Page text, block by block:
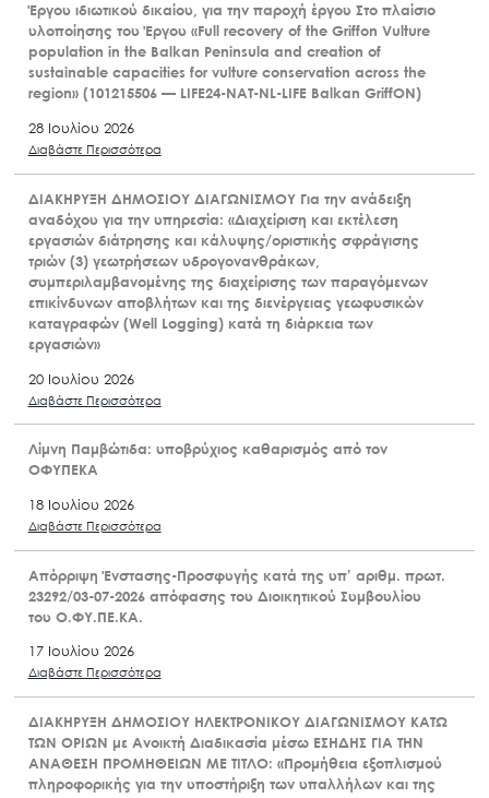
Έργου ιδιωτικού δικαίου, για την παροχή έργου Στο πλαίσιο
υλοποίησης του Έργου «Full recovery of the Griffon Vulture
population in the Balkan Peninsula and creation of
sustainable capacities for vulture conservation across the
region» (101215506 — LIFE24-NAT-NL-LIFE Balkan GriffON)
28 Ιουλίου 2026
Διαβάστε Περισσότερα
ΔΙΑΚΗΡΥΞΗ ΔΗΜΟΣΙΟΥ ΔΙΑΓΩΝΙΣΜΟΥ Για την ανάδειξη
αναδόχου για την υπηρεσία: «Διαχείριση και εκτέλεση
εργασιών διάτρησης και κάλυψης/οριστικής σφράγισης
τριών (3) γεωτρήσεων υδρογονανθράκων,
συμπεριλαμβανομένης της διαχείρισης των παραγόμενων
επικίνδυνων αποβλήτων και της διενέργειας γεωφυσικών
καταγραφών (Well Logging) κατά τη διάρκεια των
εργασιών»
20 Ιουλίου 2026
Διαβάστε Περισσότερα
Λίμνη Παμβώτιδα: υποβρύχιος καθαρισμός από τον
ΟΦΥΠΕΚΑ
18 Ιουλίου 2026
Διαβάστε Περισσότερα
Απόρριψη Ένστασης-Προσφυγής κατά της υπ’ αριθμ. πρωτ.
23292/03-07-2026 απόφασης του Διοικητικού Συμβουλίου
του Ο.ΦΥ.ΠΕ.ΚΑ.
17 Ιουλίου 2026
Διαβάστε Περισσότερα
ΔΙΑΚΗΡΥΞΗ ΔΗΜΟΣΙΟΥ ΗΛΕΚΤΡΟΝΙΚΟΥ ΔΙΑΓΩΝΙΣΜΟΥ ΚΑΤΩ
ΤΩΝ ΟΡΙΩΝ με Ανοικτή Διαδικασία μέσω ΕΣΗΔΗΣ ΓΙΑ ΤΗΝ
ΑΝΑΘΕΣΗ ΠΡΟΜΗΘΕΙΩΝ ΜΕ ΤΙΤΛΟ: «Προμήθεια εξοπλισμού
πληροφορικής για την υποστήριξη των υπαλλήλων και της